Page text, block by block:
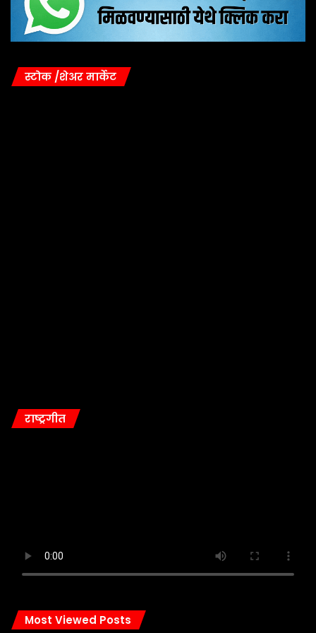
स्टोक /शेअर मार्केट
राष्ट्रगीत
Most Viewed Posts